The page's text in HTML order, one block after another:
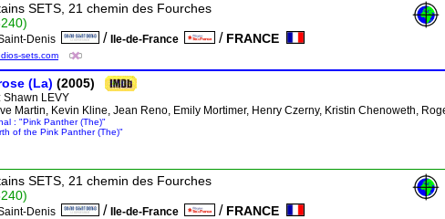
SETS, 21 chemin des Fourches
Denis / Ile-de-France / FRANCE
sets.com
(La) (2005)
Shawn LEVY
Martin, Kevin Kline, Jean Reno, Emily Mortimer, Henry Czerny, Kristin Chenoweth,
: "Pink Panther (The)"
of the Pink Panther (The)"
SETS, 21 chemin des Fourches
Denis / Ile-de-France / FRANCE